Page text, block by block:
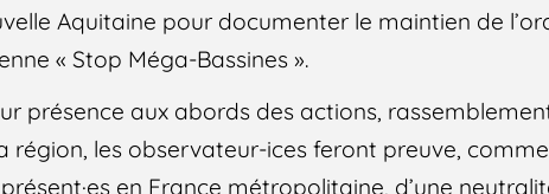
Aquitaine pour documenter le maintien de
« Stop Méga-Bassines ».
présence aux abords des actions,
région, les observateur-ices feront preuve,
en France métropolitaine, d’une